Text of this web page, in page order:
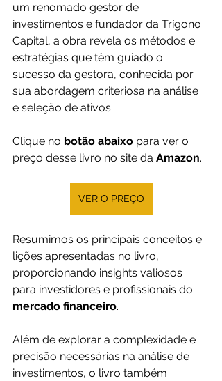
um renomado gestor de
investimentos e fundador da Trígono
Capital, a obra revela os métodos e
estratégias que têm guiado o
sucesso da gestora, conhecida por
sua abordagem criteriosa na análise
e seleção de ativos.
Clique no botão abaixo para ver o
preço desse livro no site da Amazon.
VER O PREÇO
Resumimos os principais conceitos e
lições apresentadas no livro,
proporcionando insights valiosos
para investidores e profissionais do
mercado financeiro.
Além de explorar a complexidade e
precisão necessárias na análise de
investimentos, o livro também